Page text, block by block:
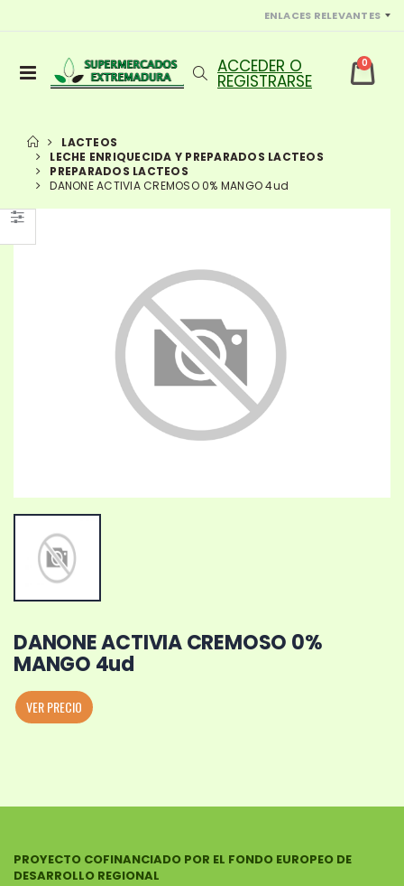
ENLACES RELEVANTES
0
LACTEOS
LECHE ENRIQUECIDA Y PREPARADOS LACTEOS
PREPARADOS LACTEOS
DANONE ACTIVIA CREMOSO 0% MANGO 4ud
DANONE ACTIVIA CREMOSO 0%
MANGO 4ud
VER PRECIO
PROYECTO COFINANCIADO POR EL FONDO EUROPEO DE
DESARROLLO REGIONAL